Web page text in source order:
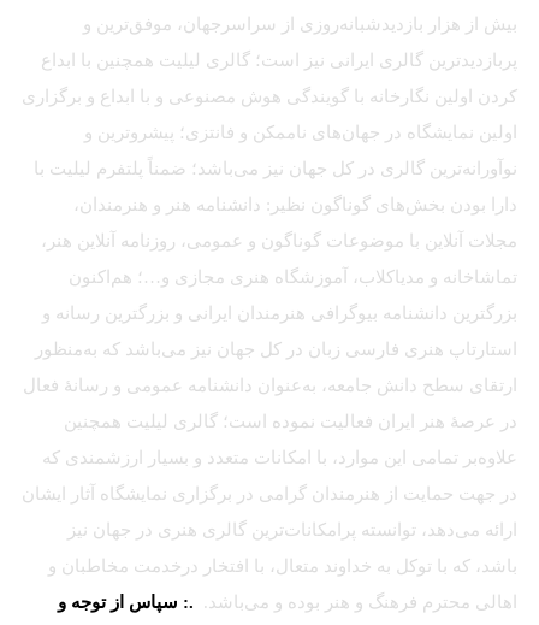
بیش از هزار بازدیدشبانه‌روزی از سراسرجهان، موفق‌ترین و
پربازدیدترین گالری ایرانی نیز است؛ گالری لیلیت همچنین با ابداع
کردن اولین نگارخانه با گویندگی هوش مصنوعی و با ابداع و برگزاری
اولین نمایشگاه در جهان‌های ناممکن و فانتزی؛ پیشروترین و
نوآورانه‌ترین گالری در کل جهان نیز می‌باشد؛ ضمناً پلتفرم لیلیت با
دارا بودن بخش‌های گوناگون نظیر: دانشنامه هنر و هنرمندان،
مجلات آنلاین با موضوعات گوناگون و عمومی، روزنامه آنلاین هنر،
تماشاخانه و مدیاکلاب، آموزشگاه هنری مجازی و…؛ هم‌اکنون
بزرگترین دانشنامه بیوگرافی هنرمندان ایرانی و بزرگترین رسانه و
استارتاپ هنری فارسی زبان در کل جهان نیز می‌باشد که به‌منظور
ارتقای سطح دانش جامعه، به‌عنوان دانشنامه عمومی و رسانهٔ فعال
در عرصهٔ هنر ایران فعالیت نموده است؛ گالری لیلیت همچنین
علاوه‌بر تمامی این موارد، با امکانات متعدد و بسیار ارزشمندی که
در جهت حمایت از هنرمندان گرامی در برگزاری نمایشگاه آثار ایشان
ارائه می‌دهد، توانسته پرامکانات‌ترین گالری هنری در جهان نیز
باشد، که با توکل به خداوند متعال، با افتخار درخدمت مخاطبان و
اهالی محترم فرهنگ و هنر بوده و می‌باشد. .: سپاس از توجه و